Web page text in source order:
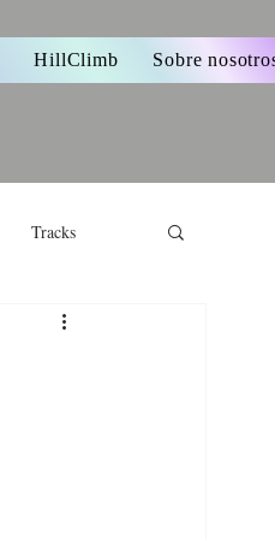
HillClimb Sobre
Tracks